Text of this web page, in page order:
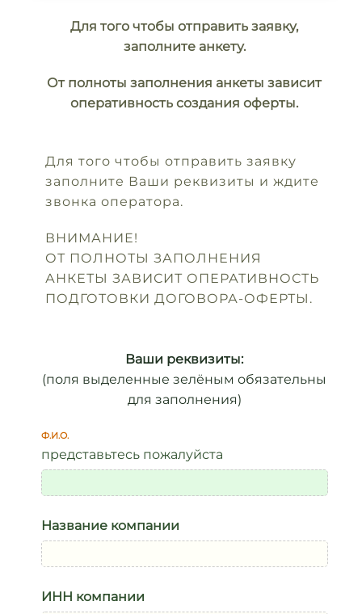
Для того чтобы отправить заявку,
заполните анкету.
От полноты заполнения анкеты зависит
оперативность создания оферты.
Для того чтобы отправить заявку
заполните Ваши реквизиты и ждите
звонка оператора.
ВНИМАНИЕ!
ОТ ПОЛНОТЫ ЗАПОЛНЕНИЯ
АНКЕТЫ ЗАВИСИТ ОПЕРАТИВНОСТЬ
ПОДГОТОВКИ ДОГОВОРА-ОФЕРТЫ.
Ваши реквизиты:
(поля выделенные зелёным обязательны
для заполнения)
Ф.И.О.
представьтесь пожалуйста
Название компании
ИНН компании